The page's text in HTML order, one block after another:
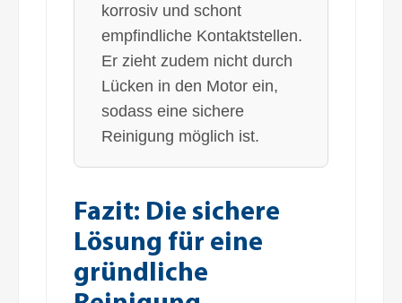
korrosiv und schont
empfindliche Kontaktstellen.
Er zieht zudem nicht durch
Lücken in den Motor ein,
sodass eine sichere
Reinigung möglich ist.
Fazit: Die sichere
Lösung für eine
gründliche